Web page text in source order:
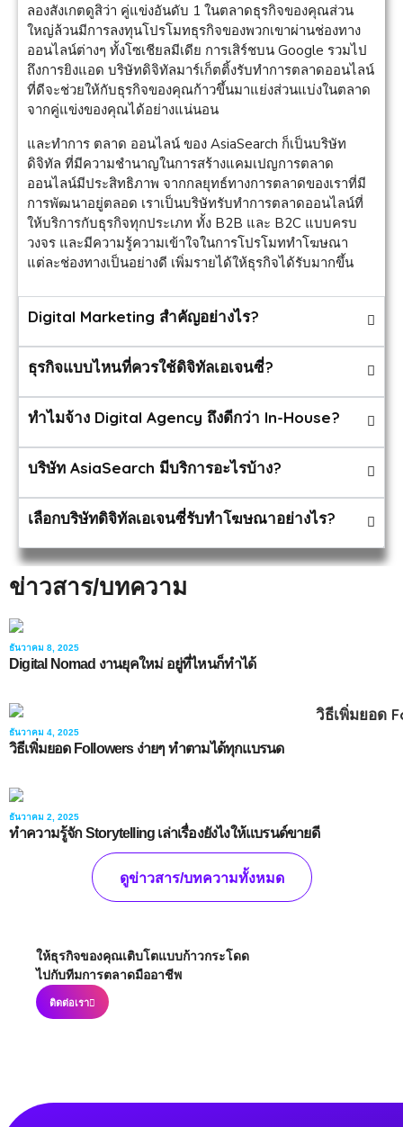
ลองสังเกตดูสิว่า คู่แข่งอันดับ 1 ในตลาดธุรกิจของคุณส่วน
ใหญ่ล้วนมีการลงทุนโปรโมทธุรกิจของพวกเขาผ่านช่องทาง
ออนไลน์ต่างๆ ทั้งโซเชียลมีเดีย การเสิร์ชบน Google รวมไป
ถึงการยิงแอด บริษัทดิจิทัลมาร์เก็ตติ้งรับทำการตลาดออนไลน์
ที่ดีจะช่วยให้กับธุรกิจของคุณก้าวขึ้นมาแย่งส่วนแบ่งในตลาด
จากคู่แข่งของคุณได้อย่างแน่นอน
และทำการ ตลาด ออนไลน์ ของ AsiaSearch ก็เป็นบริษัท
ดิจิทัล ที่มีความชำนาญในการสร้างแคมเปญการตลาด
ออนไลน์มีประสิทธิภาพ จากกลยุทธ์ทางการตลาดของเราที่มี
การพัฒนาอยู่ตลอด เราเป็นบริษัทรับทำการตลาดออนไลน์ที่
ให้บริการกับธุรกิจทุกประเภท ทั้ง B2B และ B2C แบบครบ
วงจร และมีความรู้ความเข้าใจในการโปรโมททำโฆษณา
แต่ละช่องทางเป็นอย่างดี เพิ่มรายได้ให้ธุรกิจได้รับมากขึ้น
Digital Marketing สำคัญอย่างไร?
ธุรกิจแบบไหนที่ควรใช้ดิจิทัลเอเจนซี่?
ทำไมจ้าง Digital Agency ถึงดีกว่า In-House?
บริษัท AsiaSearch มีบริการอะไรบ้าง?
เลือกบริษัทดิจิทัลเอเจนซี่รับทำโฆษณาอย่างไร?
ข่าวสาร/บทความ
ธันวาคม 8, 2025
Digital Nomad งานยุคใหม่ อยู่ที่ไหนก็ทำได้
ธันวาคม 4, 2025
วิธีเพิ่มยอด Followers ง่ายๆ ทำตามได้ทุกแบรนด
ธันวาคม 2, 2025
ทำความรู้จัก Storytelling เล่าเรื่องยังไงให้แบรนด์ขายดี
ดูข่าวสาร/บทความทั้งหมด
ให้ธุรกิจของคุณเติบโตแบบก้าวกระโดด
ไปกับทีมการตลาดมืออาชีพ
ติดต่อเรา